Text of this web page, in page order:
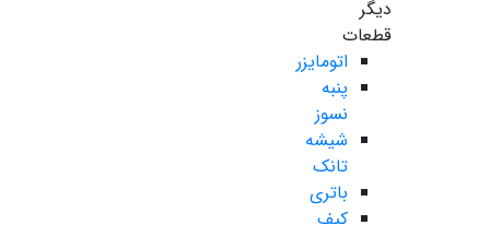
دیگر
قطعات
اتومایزر
پنبه
نسوز
شیشه
تانک
باتری
کیف